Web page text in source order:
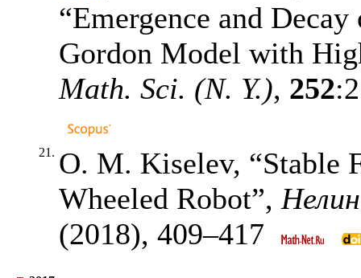
“Emergence and
Gordon Model with
Math. Sci. (N. Y.), 252
21. O. M. Kiselev, “Stable
Wheeled Robot”,
(2018), 409–417